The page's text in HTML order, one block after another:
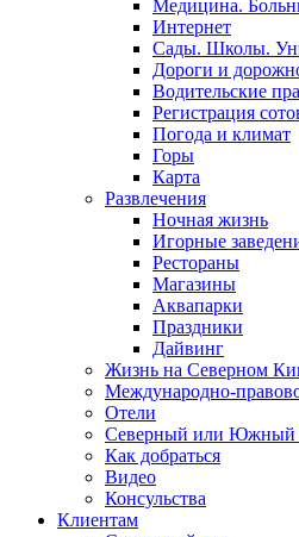
Медицина.
Интернет
Сады. Школы.
Дороги и
Водительские
Регистрация
Погода и климат
Горы
Карта
Развлечения
Ночная жизнь
Игорные
Рестораны
Магазины
Аквапарки
Праздники
Дайвинг
Жизнь на Северном
Международно-
Отели
Северный или Южный
Как добраться
Видео
Консульства
Клиентам